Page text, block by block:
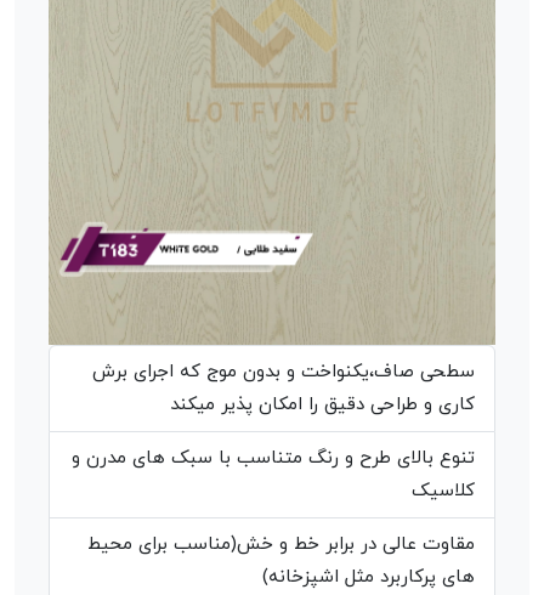
سطحی صاف،یکنواخت و بدون موج که اجرای برش
کاری و طراحی دقیق را امکان پذیر میکند
تنوع بالای طرح و رنگ متناسب با سبک های مدرن و
کلاسیک
مقاوت عالی در برابر خط و خش(مناسب برای محیط
های پرکاربرد مثل اشپزخانه)